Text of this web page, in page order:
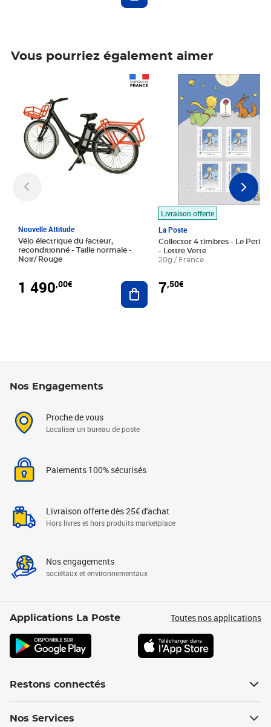
Vous pourriez également aimer
Nouvelle Attitude
Vélo électrique du facteur,
reconditionné - Taille normale -
Noir/ Rouge
1 490,00€ Ajouter au panier
Livraison offerte
La Poste
Collector 4 timbres - Le Petit
- Lettre Verte
20g / France
7,50€
Prix 7,50€
Nos Engagements
Proche de vous
Localiser un bureau de poste
Paiements 100% sécurisés
Livraison offerte dès 25€ d'achat
Hors livres et hors produits marketplace
Nos engagements
sociétaux et environnementaux
Applications La Poste Toutes nos applications
Restons connectés
Nos Services